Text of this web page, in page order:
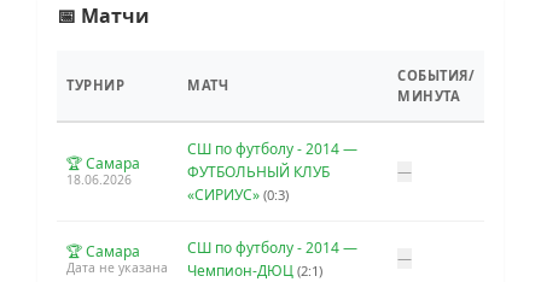
📅 Матчи
ТУРНИР МАТЧ
СОБЫТИЯ/
МИНУТА
🏆 Самара
18.06.2026
СШ по футболу - 2014 —
ФУТБОЛЬНЫЙ КЛУБ
«СИРИУС» (0:3)
—
🏆 Самара
Дата не указана
СШ по футболу - 2014 —
Чемпион-ДЮЦ (2:1)
—